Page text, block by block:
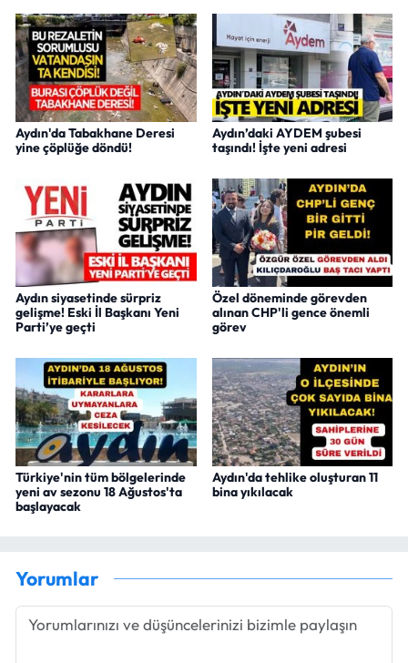
Aydın'da Tabakhane Deresi
yine çöplüğe döndü!
Aydın’daki AYDEM şubesi
taşındı! İşte yeni adresi
Aydın siyasetinde sürpriz
gelişme! Eski İl Başkanı Yeni
Parti’ye geçti
Özel döneminde görevden
alınan CHP'li gence önemli
görev
Türkiye'nin tüm bölgelerinde
yeni av sezonu 18 Ağustos'ta
başlayacak
Aydın'da tehlike oluşturan 11
bina yıkılacak
Yorumlar